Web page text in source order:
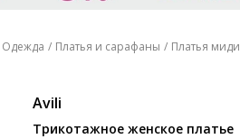
Одежда Платья и сарафаны Платья миди
Avili
Трикотажное женское платье